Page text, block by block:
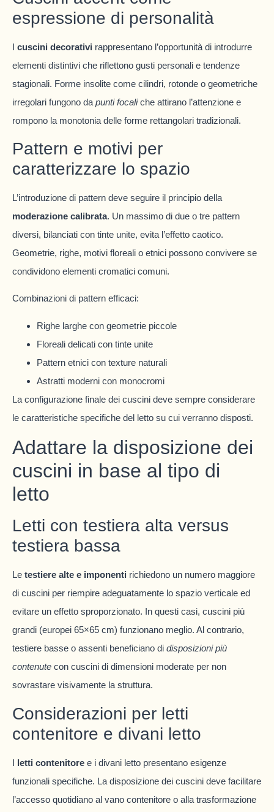
espressione di personalità
I cuscini decorativi rappresentano l’opportunità di introdurre
elementi distintivi che riflettono gusti personali e tendenze
stagionali. Forme insolite come cilindri, rotonde o geometriche
irregolari fungono da punti focaliche attirano l’attenzione e
rompono la monotonia delle forme rettangolari tradizionali.
Pattern e motivi per
caratterizzare lo spazio
L’introduzione di pattern deve seguire il principio della
moderazione calibrata. Un massimo di due o tre pattern
diversi, bilanciati con tinte unite, evita l’effetto caotico.
Geometrie, righe, motivi floreali o etnici possono convivere se
condividono elementi cromatici comuni.
Combinazioni di pattern efficaci:
Righe larghe con geometrie piccole
Floreali delicati con tinte unite
Pattern etnici con texture naturali
Astratti moderni con monocromi
La configurazione finale dei cuscini deve sempre considerare
le caratteristiche specifiche del letto su cui verranno disposti.
Adattare la disposizione dei
cuscini in base al tipo di
letto
Letti con testiera alta versus
testiera bassa
Le testiere alte e imponenti richiedono un numero maggiore
di cuscini per riempire adeguatamente lo spazio verticale ed
evitare un effetto sproporzionato. In questi casi, cuscini più
grandi (europei 65×65 cm) funzionano meglio. Al contrario,
testiere basse o assenti beneficiano di disposizioni più
contenute con cuscini di dimensioni moderate per non
sovrastare visivamente la struttura.
Considerazioni per letti
contenitore e divani letto
I letti contenitore e i divani letto presentano esigenze
funzionali specifiche. La disposizione dei cuscini deve facilitare
l’accesso quotidiano al vano contenitore o alla trasformazione